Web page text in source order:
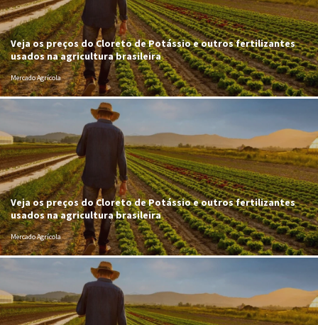
Veja os preços do Cloreto de Potássio e outros fertilizantes
usados na agricultura brasileira
Mercado Agrícola
Veja os preços do Cloreto de Potássio e outros fertilizantes
usados na agricultura brasileira
Mercado Agrícola